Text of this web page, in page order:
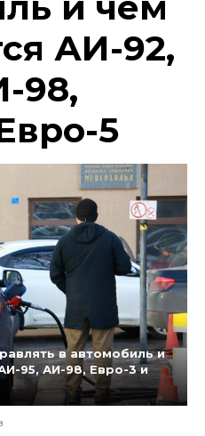
АИ-92,
98,
5
в автомобиль и
95, АИ-98, Евро-3 и